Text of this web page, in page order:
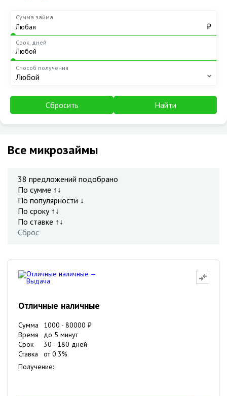
Сумма займа
₽
Срок, дней
Способ получения
Любой
Сбросить Найти
Все микрозаймы
38 предложений подобрано
По сумме ↑↓
По популярности ↓
По сроку ↑↓
По ставке ↑↓
Сброс
Отличные наличные
Сумма 1000 - 80000 ₽
Время
до 5 минут
Срок
30 - 180 дней
Ставка
от0.3%
Получение: